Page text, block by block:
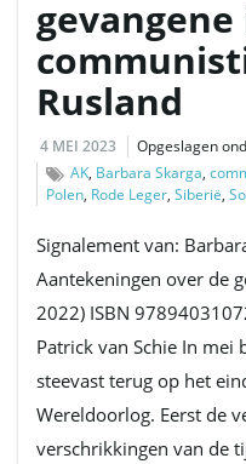
gevangene
Rusland
4 MEI 2023 Opgeslagen
AK, Barbara Skarga,
Polen, Rode Leger, Siberië,
Signalement van:
Aantekeningen over de
2022) ISBN
Patrick van Schie In mei
steevast terug op het
Wereldoorlog. Eerst de
verschrikkingen van de